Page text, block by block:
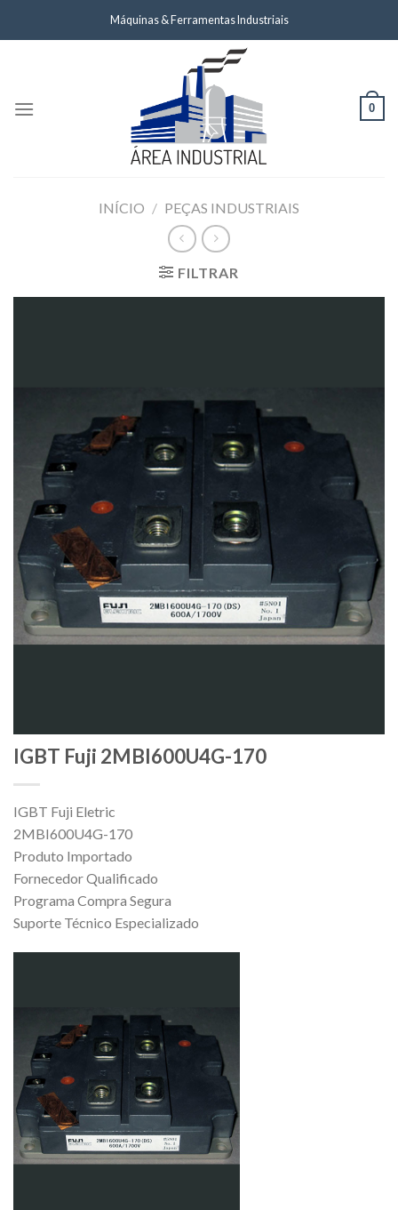
Máquinas & Ferramentas Industriais
0
INÍCIO / PEÇAS INDUSTRIAIS
FILTRAR
IGBT Fuji 2MBI600U4G-170
IGBT Fuji Eletric
2MBI600U4G-170
Produto Importado
Fornecedor Qualificado
Programa Compra Segura
Suporte Técnico Especializado